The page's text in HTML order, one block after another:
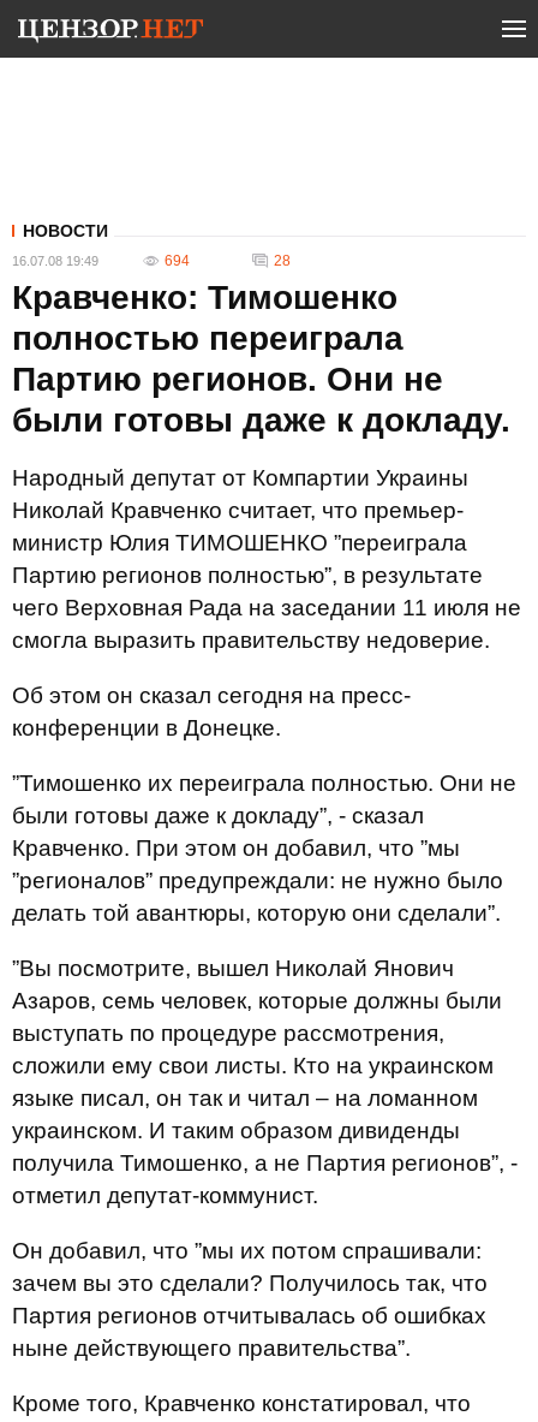
НОВОСТИ
16.07.08 19:49 694 28
Кравченко: Тимошенко
полностью переиграла
Партию регионов. Они не
были готовы даже к докладу.
Народный депутат от Компартии Украины
Николай Кравченко считает, что премьер-
министр Юлия ТИМОШЕНКО ”переиграла
Партию регионов полностью”, в результате
чего Верховная Рада на заседании 11 июля не
смогла выразить правительству недоверие.
Об этом он сказал сегодня на пресс-
конференции в Донецке.
”Тимошенко их переиграла полностью. Они не
были готовы даже к докладу”, - сказал
Кравченко. При этом он добавил, что ”мы
”регионалов” предупреждали: не нужно было
делать той авантюры, которую они сделали”.
”Вы посмотрите, вышел Николай Янович
Азаров, семь человек, которые должны были
выступать по процедуре рассмотрения,
сложили ему свои листы. Кто на украинском
языке писал, он так и читал – на ломанном
украинском. И таким образом дивиденды
получила Тимошенко, а не Партия регионов”, -
отметил депутат-коммунист.
Он добавил, что ”мы их потом спрашивали:
зачем вы это сделали? Получилось так, что
Партия регионов отчитывалась об ошибках
ныне действующего правительства”.
Кроме того, Кравченко констатировал, что